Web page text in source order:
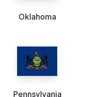
Oklahoma
Pennsylvania